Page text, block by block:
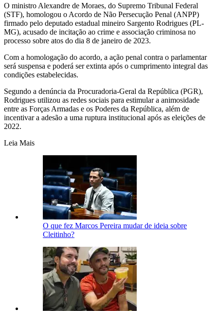
O ministro Alexandre de Moraes, do Supremo Tribunal Federal
(STF), homologou o Acordo de Não Persecução Penal (ANPP)
firmado pelo deputado estadual mineiro Sargento Rodrigues (PL-
MG), acusado de incitação ao crime e associação criminosa no
processo sobre atos do dia 8 de janeiro de 2023.
Com a homologação do acordo, a ação penal contra o parlamentar
será suspensa e poderá ser extinta após o cumprimento integral das
condições estabelecidas.
Segundo a denúncia da Procuradoria-Geral da República (PGR),
Rodrigues utilizou as redes sociais para estimular a animosidade
entre as Forças Armadas e os Poderes da República, além de
incentivar a adesão a uma ruptura institucional após as eleições de
2022.
Leia Mais
O que fez Marcos Pereira mudar de ideia sobre
Cleitinho?